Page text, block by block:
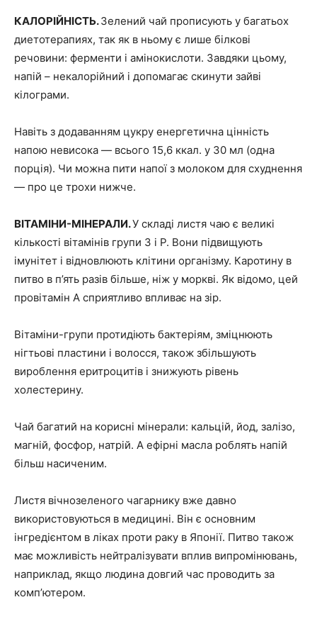
КАЛОРІЙНІСТЬ.Зелений чай прописують у багатьох
диетотерапиях, так як в ньому є лише білкові
речовини: ферменти і амінокислоти. Завдяки цьому,
напій – некалорійний і допомагає скинути зайві
кілограми.
Навіть з додаванням цукру енергетична цінність
напою невисока — всього 15,6 ккал. у 30 мл (одна
порція). Чи можна пити напої з молоком для схуднення
— про це трохи нижче.
ВІТАМІНИ-МІНЕРАЛИ.У складі листя чаю є великі
кількості вітамінів групи З і Р. Вони підвищують
імунітет і відновлюють клітини організму. Каротину в
питво в п’ять разів більше, ніж у моркві. Як відомо, цей
провітамін А сприятливо впливає на зір.
Вітаміни-групи протидіють бактеріям, зміцнюють
нігтьові пластини і волосся, також збільшують
вироблення еритроцитів і знижують рівень
холестерину.
Чай багатий на корисні мінерали: кальцій, йод, залізо,
магній, фосфор, натрій. А ефірні масла роблять напій
більш насиченим.
Листя вічнозеленого чагарнику вже давно
використовуються в медицині. Він є основним
інгредієнтом в ліках проти раку в Японії. Питво також
має можливість нейтралізувати вплив випромінювань,
наприклад, якщо людина довгий час проводить за
комп’ютером.